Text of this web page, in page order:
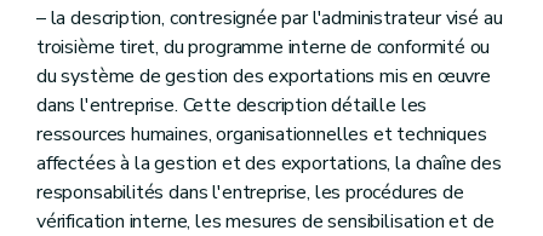
– la description, contresignée par l'administrateur visé au
troisième tiret, du programme interne de conformité ou
du système de gestion des exportations mis en œuvre
dans l'entreprise. Cette description détaille les
ressources humaines, organisationnelles et techniques
affectées à la gestion et des exportations, la chaîne des
responsabilités dans l'entreprise, les procédures de
vérification interne, les mesures de sensibilisation et de